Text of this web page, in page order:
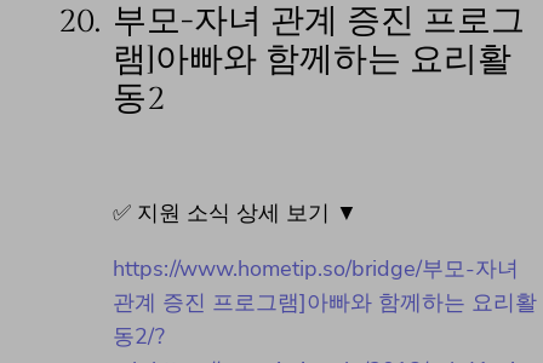
20. 부모-자녀 관계 증진 프로그
램]아빠와 함께하는 요리활
동2
✅ 지원 소식 상세 보기 ▼
https://www.hometip.so/bridge/부모-자녀
관계 증진 프로그램]아빠와 함께하는 요리활
동2/?